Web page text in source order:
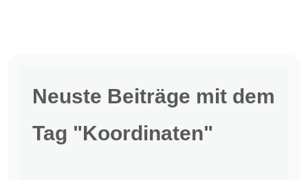
Neuste Beiträge mit dem
Tag "Koordinaten"